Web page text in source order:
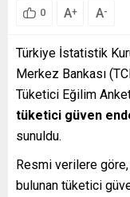
0 A+ A-
Türkiye İstatistik
Merkez Bankası
Tüketici Eğilim
tüketici güven
sunuldu.
Resmi verilere
bulunan tüketici